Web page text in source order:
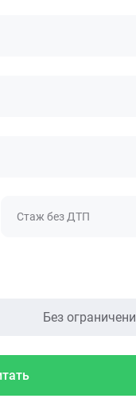
Стаж без ДТП
Без